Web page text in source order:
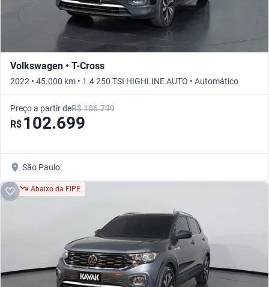
Volkswagen • T-Cross
2022 • 45.000 km • 1.4 250 TSI HIGHLINE AUTO • Automático
Preço a partir deR$ 106.799
R$ 102.699
São Paulo
Abaixo da FIPE